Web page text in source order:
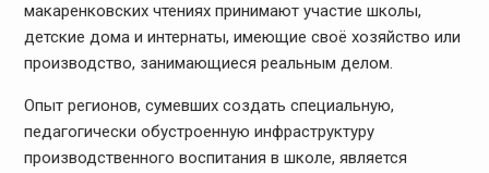
макаренковских чтениях принимают участие школы,
детские дома и интернаты, имеющие своё хозяйство или
производство, занимающиеся реальным делом.
Опыт регионов, сумевших создать специальную,
педагогически обустроенную инфраструктуру
производственного воспитания в школе, является